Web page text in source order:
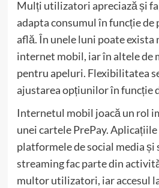
Mulți utilizatori apreciază și
adapta consumul în funcție de
află. În unele luni poate exista
internet mobil, iar în altele de
pentru apeluri. Flexibilitatea
ajustarea opțiunilor în funcție
Internetul mobil joacă un rol
unei cartele PrePay. Aplicațiile
platformele de social media și
streaming fac parte din
multor utilizatori, iar accesul